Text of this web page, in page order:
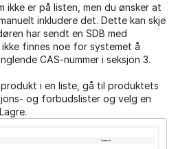
ikke er på listen, men du ønsker at
inkludere det. Dette kan skje
har sendt en SDB med
finnes noe for systemet å
CAS-nummer i seksjon 3.
i en liste, gå til produktets
og forbudslister og velg en